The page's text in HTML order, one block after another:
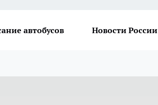
автобусов Новости России